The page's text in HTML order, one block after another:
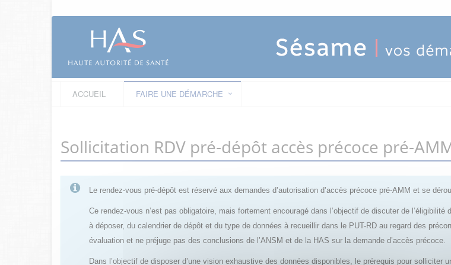
ACCUEIL FAIRE UNE DÉMARCHE
Sollicitation RDV pré-dépôt accès précoce pré-
Le rendez-vous pré-dépôt est réservé aux demandes d’autorisation d’accès précoce pré-AMM et se
Ce rendez-vous n’est pas obligatoire, mais fortement encouragé dans l’objectif de discuter de
à déposer, du calendrier de dépôt et du type de données à recueillir dans le PUT-RD au regard des
évaluation et ne préjuge pas des conclusions de l’ANSM et de la HAS sur la demande d’accès précoce.
Dans l’objectif de disposer d’une vision exhaustive des données disponibles, le prérequis pour